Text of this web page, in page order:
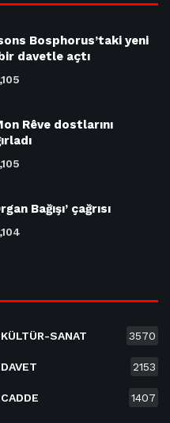
Bosphorus’taki yeni
davetle açtı
Rêve dostlarını
Bağışı’ çağrısı
KÜLTÜR-SANAT 3570
DAVET 2153
CADDE 1407